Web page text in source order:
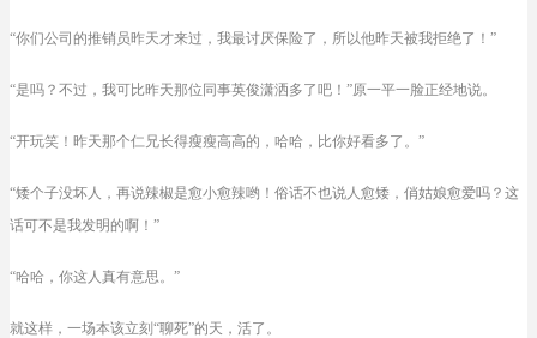
“你们公司的推销员昨天才来过，我最讨厌保险了，所以他昨天被我拒绝了！”
“是吗？不过，我可比昨天那位同事英俊潇洒多了吧！”原一平一脸正经地说。
“开玩笑！昨天那个仁兄长得瘦瘦高高的，哈哈，比你好看多了。”
“矮个子没坏人，再说辣椒是愈小愈辣哟！俗话不也说人愈矮，俏姑娘愈爱吗？这
话可不是我发明的啊！”
“哈哈，你这人真有意思。”
就这样，一场本该立刻“聊死”的天，活了。